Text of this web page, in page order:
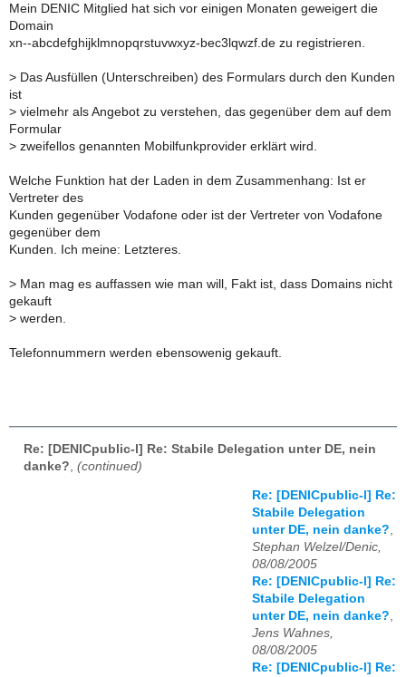
Mein DENIC Mitglied hat sich vor einigen Monaten geweigert die
Domain
xn--abcdefghijklmnopqrstuvwxyz-bec3lqwzf.de zu registrieren.
> Das Ausfüllen (Unterschreiben) des Formulars durch den Kunden
ist
> vielmehr als Angebot zu verstehen, das gegenüber dem auf dem
Formular
> zweifellos genannten Mobilfunkprovider erklärt wird.
Welche Funktion hat der Laden in dem Zusammenhang: Ist er
Vertreter des
Kunden gegenüber Vodafone oder ist der Vertreter von Vodafone
gegenüber dem
Kunden. Ich meine: Letzteres.
> Man mag es auffassen wie man will, Fakt ist, dass Domains nicht
gekauft
> werden.
Telefonnummern werden ebensowenig gekauft.
Re: [DENICpublic-l] Re: Stabile Delegation unter DE, nein
danke? (continued)
Re: [DENICpublic-l] Re:
Stabile Delegation
unter DE, nein danke?,
Stephan Welzel/Denic,
08/08/2005
Re: [DENICpublic-l] Re:
Stabile Delegation
unter DE, nein danke?,
Jens Wahnes,
08/08/2005
Re: [DENICpublic-l] Re: